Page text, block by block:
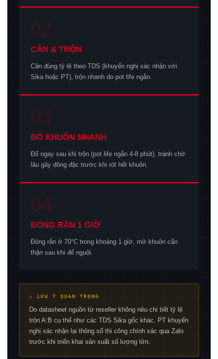
02
CÂN & TRỘN
Cân đúng tỷ lệ theo TDS (khuyến nghị xác nhận với
Sika hoặc PT), trộn nhanh do pot life ngắn.
03
ĐỔ KHUÔN NHANH
Đổ ngay sau khi trộn (pot life ngắn 4-8 phút), tránh chờ
lâu gây đông đặc trước khi rót hết khuôn.
04
ĐÓNG RẮN 1 GIỜ
Đóng rắn ở 70°C trong khoảng 1 giờ, mở khuôn cẩn
thận sau khi để nguội.
⚠ LƯU Ý QUAN TRỌNG
Do datasheet nguồn từ reseller không nêu chi tiết tỷ lệ
trộn A:B cụ thể như các TDS Sika gốc khác, PT khuyến
nghị xác nhận lại thông số thi công chính xác qua Zalo
trước khi triển khai sản xuất số lượng lớn.